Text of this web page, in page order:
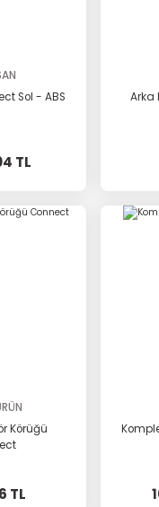
Sol - ABS
TL
Arka
Körüğü
TL